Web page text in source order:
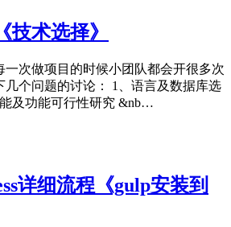
技术选择》
一次做项目的时候小团队都会开很多次
几个问题的讨论： 1、语言及数据库选
及功能可行性研究 &nb…
详细流程《gulp安装到